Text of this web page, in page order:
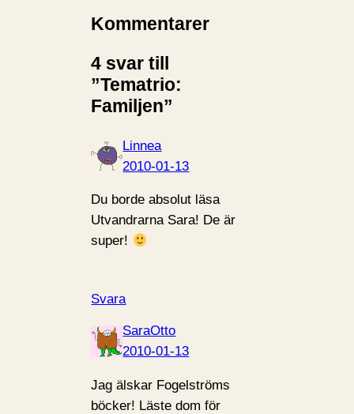
Kommentarer
4 svar till
”Tematrio:
Familjen”
Linnea
2010-01-13
Du borde absolut läsa
Utvandrarna Sara! De är
super!
Svara
SaraOtto
2010-01-13
Jag älskar Fogelströms
böcker! Läste dom för